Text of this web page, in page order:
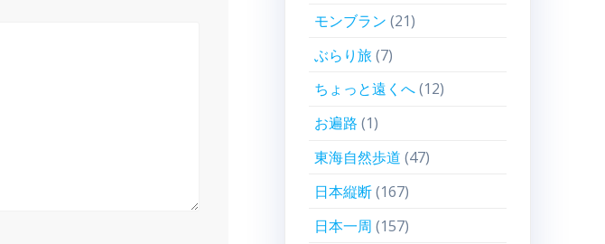
モンブラン (21)
ぶらり旅 (7)
ちょっと遠くへ(12)
お遍路 (1)
東海自然歩道 (47)
日本縦断(167)
日本一周 (157)